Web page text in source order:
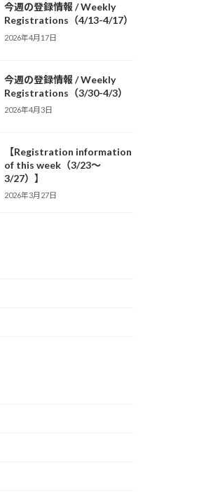
今週の登録情報 / Weekly
Registrations（4/13-4/17）
2026年4月17日
今週の登録情報 / Weekly
Registrations（3/30-4/3）
2026年4月3日
【Registration information
of this week（3/23～
3/27）】
2026年3月27日